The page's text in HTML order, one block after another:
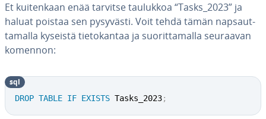
Et kui­ten­kaan enää tarvitse taulukkoa “Tasks_2023” ja
haluat poistaa sen pysyvästi. Voit tehdä tämän nap­saut­
ta­mal­la kyseistä tie­to­kan­taa ja suo­rit­ta­mal­la seuraavan
komennon:
DROP TABLE IF EXISTS Tasks_2023;
sql